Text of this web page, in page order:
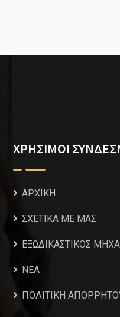
ΧΡΗΣΙΜΟΙ
ΑΡΧΙΚΗ
ΣΧΕΤΙΚΑ ΜΕ ΜΑΣ
ΕΞΩΔΙΚΑΣΤΙΚΟΣ
NEA
ΠΟΛΙΤΙΚΗ